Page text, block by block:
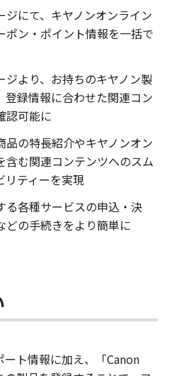
ジにて、キヤノンオンライン
ポン・ポイント情報を一括で
ジより、お持ちのキヤノン製
登録情報に合わせた関連コン
認可能に
品の特長紹介やキヤノンオン
含む関連コンテンツへのスム
リティーを実現
る各種サービスの申込・決
どの手続きをより簡単に
ト情報に加え、「Canon